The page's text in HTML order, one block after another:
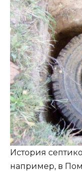
История
например, в